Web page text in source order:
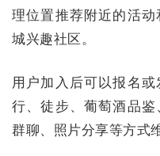
理位置推荐附近的活
城兴趣社区。
用户加入后可以报名
行、徒步、葡萄酒品
群聊、照片分享等方式